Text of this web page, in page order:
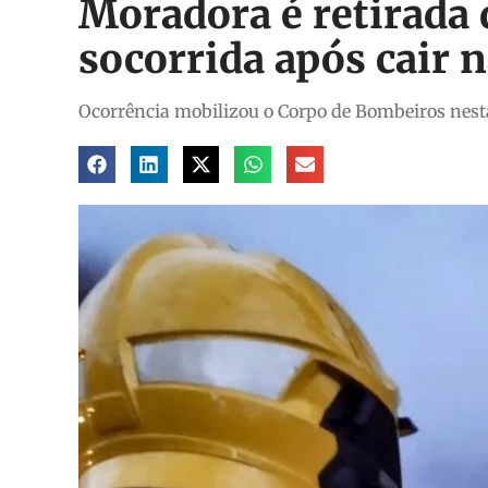
Moradora é retirada
socorrida após cair
Ocorrência mobilizou o Corpo de Bombeiros